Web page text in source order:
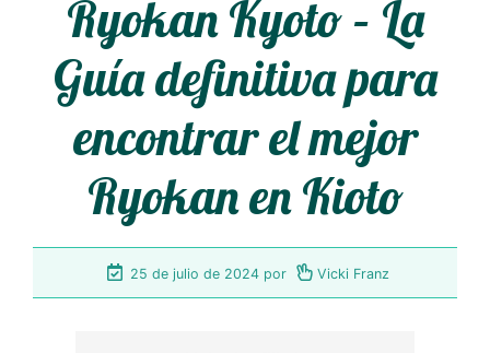
Ryokan Kyoto – La
Guía definitiva para
encontrar el mejor
Ryokan en Kioto
25 de julio de 2024 por Vicki Franz